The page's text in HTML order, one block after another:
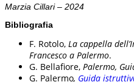
Marzia Cillari– 2024
Bibliografia
F. Rotolo, La cappella
Francesco a Palermo.
G. Bellafiore, Palermo,
G. Palermo, Guida